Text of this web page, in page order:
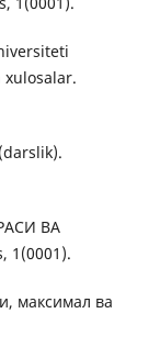
ВА
максимал ва